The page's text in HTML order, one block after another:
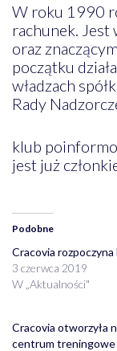
W roku 1990
rachunek. Jest
oraz
początku
władzach
Rady
klub
jest już
Podobne
Cracovia
3 czerwca 2019
W „Aktualności"
Cracovia otworzyła
centrum treningowe